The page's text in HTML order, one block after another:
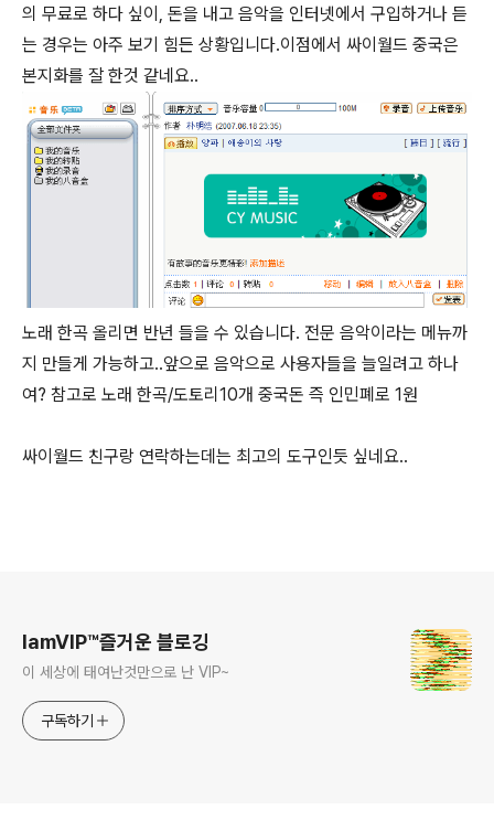
의 무료로 하다 싶이, 돈을 내고 음악을 인터넷에서 구입하거나 듣
는 경우는 아주 보기 힘든 상황입니다.이점에서 싸이월드 중국은
본지화를 잘 한것 같네요..
노래 한곡 올리면 반년 들을 수 있습니다. 전문 음악이라는 메뉴까
지 만들게 가능하고..앞으로 음악으로 사용자들을 늘일려고 하나
여? 참고로 노래 한곡/도토리10개 중국돈 즉 인민폐로 1원
싸이월드 친구랑 연락하는데는 최고의 도구인듯 싶네요..
IamVIP™즐거운 블로깅
이 세상에 태여난것만으로 난 VIP~
구독하기